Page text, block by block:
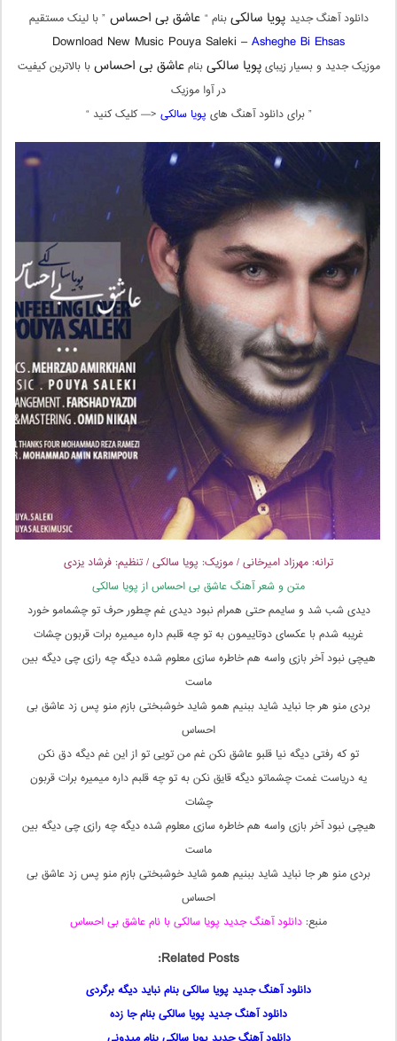
دانلود آهنگ جدید پویا سالکیبنام “ عاشق بی احساس” با لینک مستقیم
Download New Music Pouya Saleki –Asheghe Bi Ehsas
موزیک جدید و بسیار زیبایپویا سالکیبنامعاشق بی احساسبا بالاترین کیفیت
در آوا موزیک
” برای دانلود آهنگ های پویا سالکی <— کلیک کنید “
ترانه: مهرزاد امیرخانی / موزیک: پویا سالکی / تنظیم: فرشاد یزدی
متن و شعر آهنگ عاشق بی احساس از پویا سالکی
دیدی شب شد و سایمم حتی همرام نبود دیدی غم چطور حرف تو چشمامو خورد
غریبه شدم با عکسای دوتاییمون به تو چه قلبم داره میمیره برات قربون چشات
هیچی نبود آخر بازی واسه هم خاطره سازی معلوم شده دیگه چه رازی چی دیگه بین
ماست
بردی منو هر جا نباید شاید ببنیم همو شاید خوشبختی بازم منو پس زد عاشق بی
احساس
تو که رفتی دیگه نیا قلبو عاشق نکن غم من تویی تو از این غم دیگه دق نکن
یه دریاست غمت چشماتو دیگه قایق نکن به تو چه قلبم داره میمیره برات قربون
چشات
هیچی نبود آخر بازی واسه هم خاطره سازی معلوم شده دیگه چه رازی چی دیگه بین
ماست
بردی منو هر جا نباید شاید ببنیم همو شاید خوشبختی بازم منو پس زد عاشق بی
احساس
منبع: دانلود آهنگ جدید پویا سالکی با نام عاشق بی احساس
Related Posts:
دانلود آهنگ جدید پویا سالکی بنام نباید دیگه برگردی
دانلود آهنگ جدید پویا سالکی بنام جا زده